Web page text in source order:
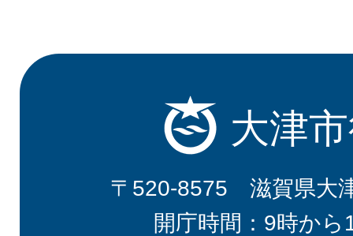
大津
〒520-8575 滋賀県大
開庁時間：9時から